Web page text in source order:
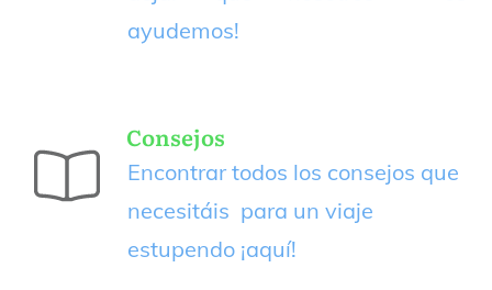
ayudemos!
Consejos
Encontrar todos los consejos que
necesitáis para un viaje
estupendo ¡aquí!